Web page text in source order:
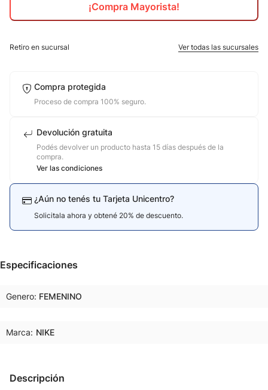
¡Compra Mayorista!
Retiro en sucursal Ver todas las sucursales
Compra protegida
Proceso de compra 100% seguro.
Devolución gratuita
Podés devolver un producto hasta 15 días después de la
compra.
Ver las condiciones
¿Aún no tenés tu Tarjeta Unicentro?
Solicitala ahora y obtené 20% de descuento.
Especificaciones
Genero FEMENINO
Marca: NIKE
Descripción